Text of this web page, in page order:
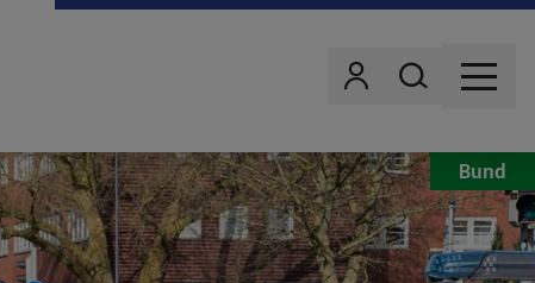
Benutzer
Wonach suchst
MENU
Bund